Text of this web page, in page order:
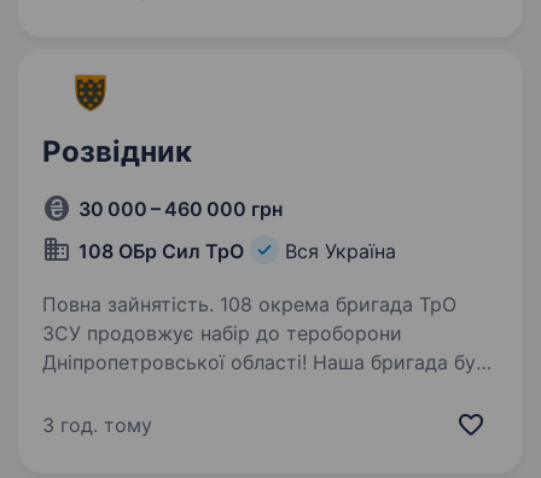
Розвідник
30 000 – 460 000 грн
108 ОБр Сил ТрО
Вся Україна
Повна зайнятість. 108 окрема бригада ТрО
ЗСУ продовжує набір до тероборони
Дніпропетровської області! Наша бригада була
достойне місце в системі територіальної
3 год. тому